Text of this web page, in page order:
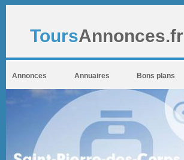
ToursAnnonces.fr
Annonces Annuaires Bons plans